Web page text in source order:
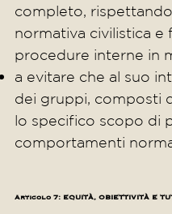
completo,
normativa civilistica e
procedure interne in
a evitare che al suo
dei gruppi, composti
lo specifico scopo di
comportamenti
Articolo 7: EQUITÀ, OBIETTIVITÀ E